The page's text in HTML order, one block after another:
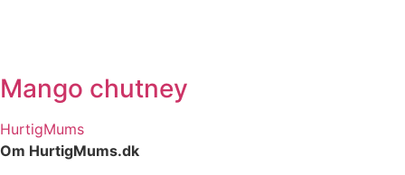
Mango chutney
HurtigMums
Om HurtigMums.dk